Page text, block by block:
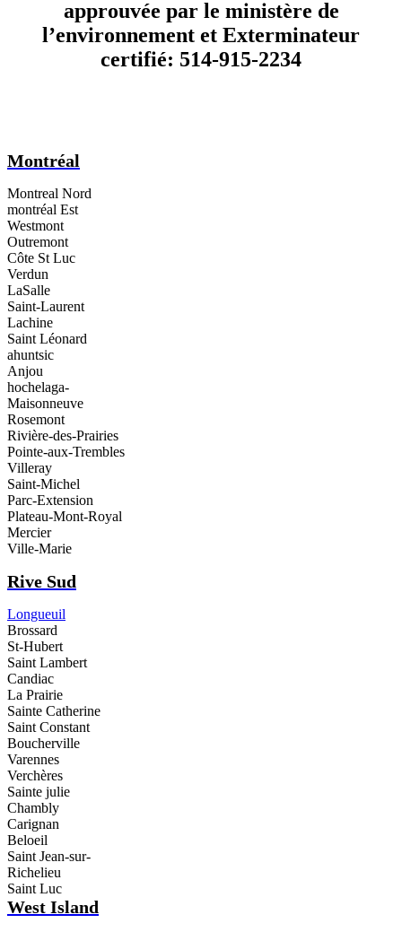
approuvée par le ministère de
l’environnement et Exterminateur
certifié: 514-915-2234
Montréal
Montreal Nord
montréal Est
Westmont
Outremont
Côte St Luc
Verdun
LaSalle
Saint-Laurent
Lachine
Saint Léonard
ahuntsic
Anjou
hochelaga-
Maisonneuve
Rosemont
Rivière-des-Prairies
Pointe-aux-Trembles
Villeray
Saint-Michel
Parc-Extension
Plateau-Mont-Royal
Mercier
Ville-Marie
Rive Sud
Longueuil
Brossard
St-Hubert
Saint Lambert
Candiac
La Prairie
Sainte Catherine
Saint Constant
Boucherville
Varennes
Verchères
Sainte julie
Chambly
Carignan
Beloeil
Saint Jean-sur-
Richelieu
Saint Luc
West Island